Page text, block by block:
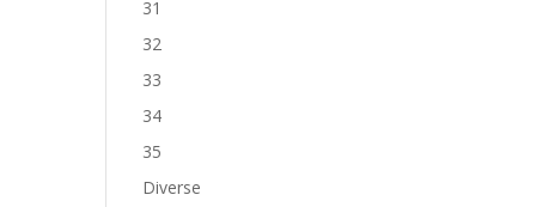
31
32
33
34
35
Diverse